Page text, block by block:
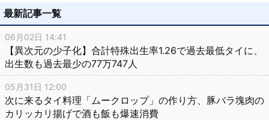
最新記事一覧
06月02日 14:41
【異次元の少子化】合計特殊出生率1.26で過去最低タイに、
出生数も過去最少の77万747人
05月31日 12:00
次に来るタイ料理「ムークロップ」の作り方、豚バラ塊肉の
カリッカリ揚げで酒も飯も爆速消費